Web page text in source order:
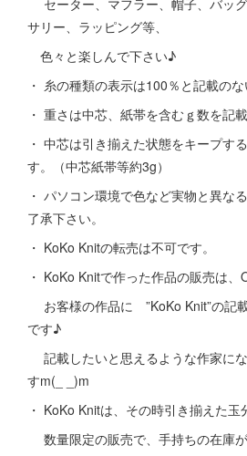
セーター、マフラー、帽子、バッ
サリー、ラッピング等、
色々と楽しんで下さい♪
・ 糸の種類の表示は100％と記載のな
・ 重さは中芯、紙帯を含むｇ数を記
・ 中芯は引き揃えた状態をキープす
す。（中芯紙帯等約3g）
・ パソコン環境で色など実物と異な
了承下さい。
・ KoKo Knitの転売は不可です。
・ KoKo Knitで作った作品の販売は
お客様の作品に ”KoKo Knit”の記
です♪
記載したいと思えるような作家に
すm(_ _)m
・ KoKo Knitは、その時引き揃えた玉
数量限定の販売で、手持ちの在庫